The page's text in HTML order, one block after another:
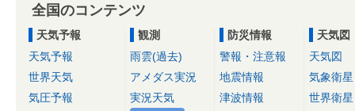
全国のコンテンツ
天気予報
天気予報
世界天気
気圧予報
観測
雨雲(過去)
アメダス実況
実況天気
防災情報
警報・注意報
地震情報
津波情報
天気図
天気図
気象衛星
世界衛星